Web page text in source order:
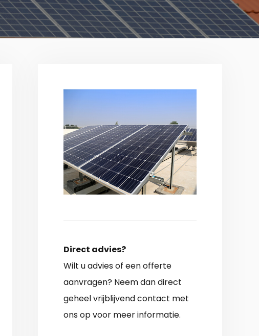
Direct advies?
Wilt u advies of een offerte
aanvragen? Neem dan direct
geheel vrijblijvend contact met
ons op voor meer informatie.